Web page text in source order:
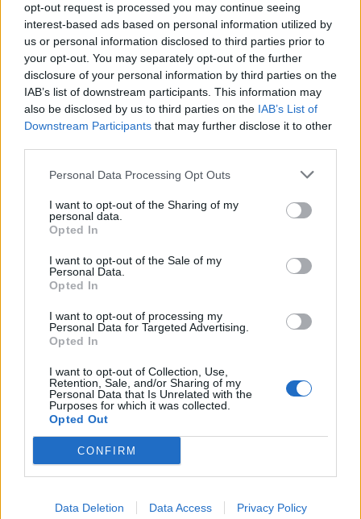
opt-out request is processed you may continue seeing
interest-based ads based on personal information utilized by
us or personal information disclosed to third parties prior to
your opt-out. You may separately opt-out of the further
disclosure of your personal information by third parties on the
IAB’s list of downstream participants. This information may
also be disclosed by us to third parties on the IAB’s List of
Downstream Participants that may further disclose it to other
Personal Data Processing Opt Outs
I want to opt-out of the Sharing of my
personal data.
Opted In
I want to opt-out of the Sale of my
Personal Data.
Opted In
I want to opt-out of processing my
Personal Data for Targeted Advertising.
Opted In
I want to opt-out of Collection, Use,
Retention, Sale, and/or Sharing of my
Personal Data that Is Unrelated with the
Purposes for which it was collected.
Opted Out
CONFIRM
Data Deletion Data Access Privacy Policy
𝖯𝖲𝖯 𝖽𝖾 𝖥𝖺𝗋𝗈 𝗋𝖾𝖿𝗈𝗋ç𝖺 c𝗈𝗈𝗉𝖾𝗋𝖺çã𝗈 𝖾𝗇𝗍𝗋𝖾 𝖺𝗎𝗍𝗈𝗋𝗂𝖽𝖺𝖽𝖾𝗌
𝗉𝗈𝗋𝗍𝗎𝗀𝗎𝖾𝗌𝖺𝗌 𝖾 𝖾𝗌𝗉𝖺𝗇𝗁𝗈𝗅𝖺𝗌
7/08/2026
União das Freguesias de Faro organiza visita à
Festa das Flores 2026
6/08/2026